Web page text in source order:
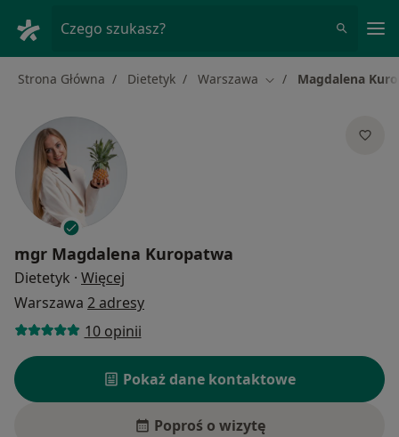
Czego szukasz?
Strona Główna Dietetyk Warszawa Zmień miasto
Magdalena
mgr Magdalena Kuropatwa
Dietetyk · Więcej
Warszawa 2 adresy
10 opinii
Pokaż dane kontaktowe
Poproś o wizytę